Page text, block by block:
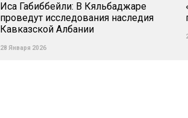
Иса Габиббейли: В Кяльбаджаре
проведут исследования наследия
Кавказской Албании
28 Января 2026